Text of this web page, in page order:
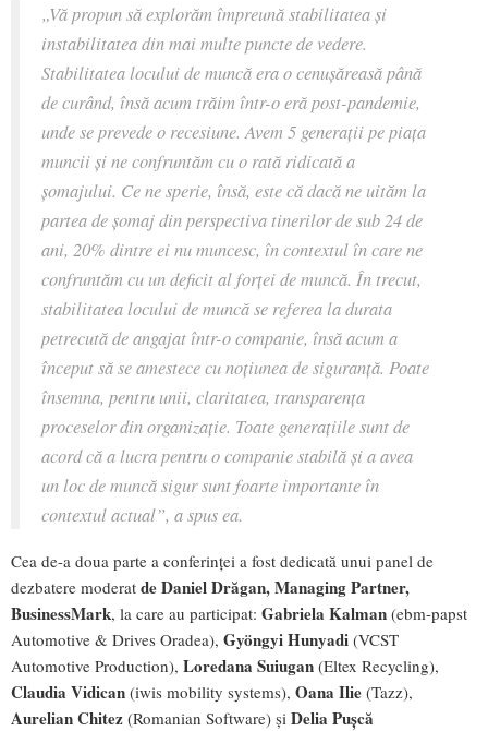
„Vă propun să explorăm împreună stabilitatea și
instabilitatea din mai multe puncte de vedere.
Stabilitatea locului de muncă era o cenușăreasă până
de curând, însă acum trăim într-o eră post-pandemie,
unde se prevede o recesiune. Avem 5 generații pe piața
muncii și ne confruntăm cu o rată ridicată a
șomajului. Ce ne sperie, însă, este că dacă ne uităm la
partea de șomaj din perspectiva tinerilor de sub 24 de
ani, 20% dintre ei nu muncesc, în contextul în care ne
confruntăm cu un deficit al forței de muncă. În trecut,
stabilitatea locului de muncă se referea la durata
petrecută de angajat într-o companie, însă acum a
început să se amestece cu noțiunea de siguranță. Poate
însemna, pentru unii, claritatea, transparența
proceselor din organizație. Toate generațiile sunt de
acord că a lucra pentru o companie stabilă și a avea
un loc de muncă sigur sunt foarte importante în
contextul actual”, a spus ea.
Cea de-a doua parte a conferinței a fost dedicată unui panel de
dezbatere moderat de Daniel Drăgan, Managing Partner,
BusinessMark, la care au participat: Gabriela Kalman (ebm-papst
Automotive & Drives Oradea), Gyöngyi Hunyadi (VCST
Automotive Production), Loredana Suiugan (Eltex Recycling),
Claudia Vidican (iwis mobility systems), Oana Ilie (Tazz),
Aurelian Chitez (Romanian Software) și Delia Pușcă